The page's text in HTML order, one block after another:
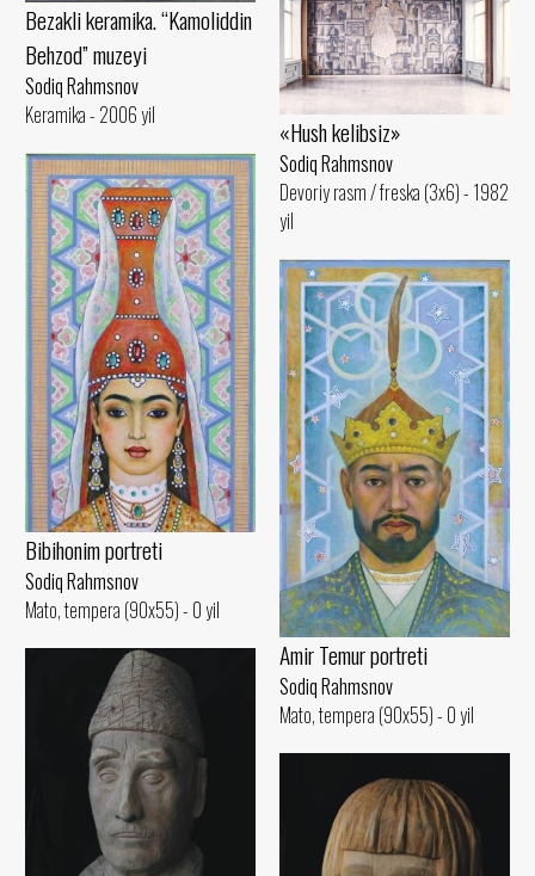
Bezakli keramika. “Kamoliddin
Behzod” muzeyi
Sodiq Rahmsnov
Keramika - 2006 yil
«Hush kelibsiz»
Sodiq Rahmsnov
Devoriy rasm / freska (3x6) - 1982
yil
Bibihonim portreti
Sodiq Rahmsnov
Mato, tempera (90x55) - 0 yil
Amir Temur portreti
Sodiq Rahmsnov
Mato, tempera (90x55) - 0 yil